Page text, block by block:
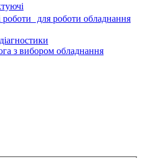
роботи для роботи обладнання
з вибором обладнання